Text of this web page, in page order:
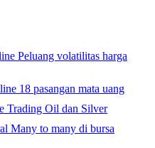
Peluang volatilitas harga
18 pasangan mata uang
Trading Oil dan Silver
Many to many di bursa